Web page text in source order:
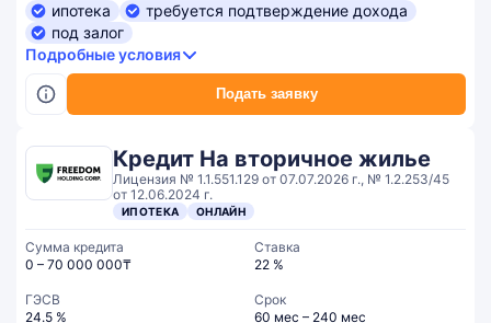
Подать заявку
ипотека
требуется подтверждение дохода
под залог
Подробные условия
Кредит На вторичное жилье
Лицензия № 1.1.551.129 от 07.07.2026 г., № 1.2.253/45
от 12.06.2024 г.
ИПОТЕКА ОНЛАЙН
Сумма кредита
0 – 70 000 000₸
Ставка
22 %
ГЭСВ
24.5 %
Срок
60 мес – 240 мес